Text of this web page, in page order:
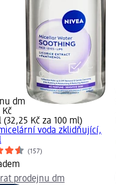
dm
Kč
(32,25 Kč za 100 ml)
voda zklidňující,
(157)
prodejnu dm